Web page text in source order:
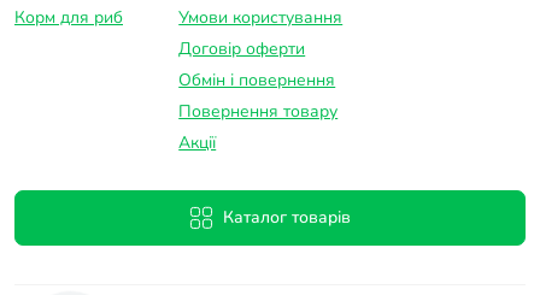
Корм для риб
Умови користування
Договір оферти
Обмін і повернення
Повернення товару
Акції
Каталог товарів